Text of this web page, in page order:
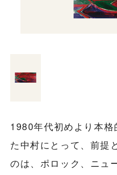
1980年代初めより本
た中村にとって、前提
のは、ポロック、ニュ